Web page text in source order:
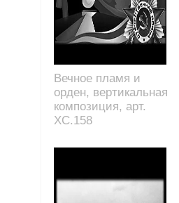
Вечное пламя и
орден, вертикальная
композиция, арт.
XC.158